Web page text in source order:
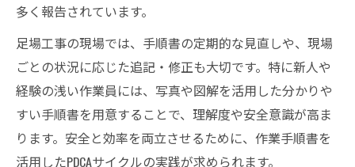
多く報告されています。
足場工事の現場では、手順書の定期的な見直しや、現場
ごとの状況に応じた追記・修正も大切です。特に新人や
経験の浅い作業員には、写真や図解を活用した分かりや
すい手順書を用意することで、理解度や安全意識が高ま
ります。安全と効率を両立させるために、作業手順書を
活用したPDCAサイクルの実践が求められます。